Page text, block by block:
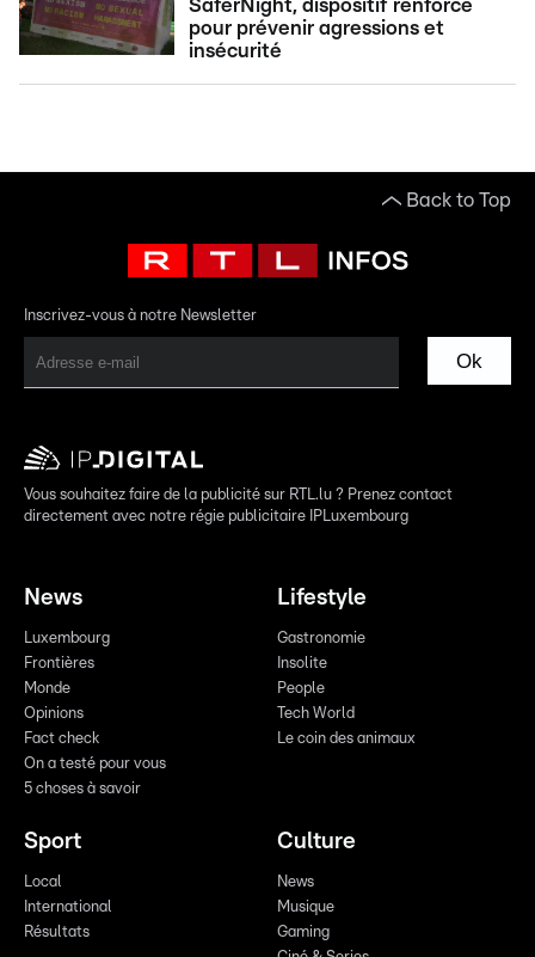
SaferNight, dispositif renforcé
pour prévenir agressions et
insécurité
Back to Top
Inscrivez-vous à notre Newsletter
Ok
Vous souhaitez faire de la publicité sur RTL.lu ? Prenez contact
directement avec notre régie publicitaire IPLuxembourg
News
Luxembourg
Frontières
Monde
Opinions
Fact check
On a testé pour vous
5 choses à savoir
Lifestyle
Gastronomie
Insolite
People
Tech World
Le coin des animaux
Sport
Local
International
Résultats
Culture
News
Musique
Gaming